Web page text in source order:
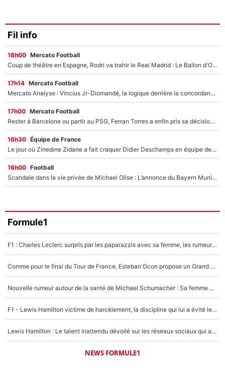
Fil info
18h00 Mercato Football
Coup de théâtre en Espagne, Rodri va trahir le Real Madrid : Le Ballon d'Or a choisi de signer au FC Barcelone !
17h14 Mercato Football
Mercato Analyse : Vincius Jr-Diomandé, la logique derrière la concordance des temps
17h00 Mercato Football
Rester à Barcelone ou partir au PSG, Ferran Torres a enfin pris sa décision : La course contre la montre est lancée !
16h30 Équipe de France
Le jour où Zinedine Zidane a fait craquer Didier Deschamps en équipe de France : «Je m’en suis voulu», l’ancien sélectionneur a regretté son geste !
16h00 Football
Scandale dans la vie privée de Michael Olise : L’annonce du Bayern Munich sur son enfant caché
Formule1
F1 : Charles Leclerc surpris par les paparazzis avec sa femme, les rumeurs étaient vraies !
Comme pour le final du Tour de France, Esteban Ocon propose un Grand Prix de Formule 1 à Paris : «Autour de l’Arc de Triomphe, ce serait génial» !
Nouvelle rumeur autour de la santé de Michael Schumacher : Sa femme Corinna sort du silence
F1 - Lewis Hamilton victime de harcèlement, la discipline qui lui a évité le pire : «J'aurais probablement mal tourné»
Lewis Hamilton : Le talent inattendu dévoilé sur les réseaux sociaux qui a impressionné Kim Kardashian pendant leurs vacances en amoureux !
NEWS FORMULE1